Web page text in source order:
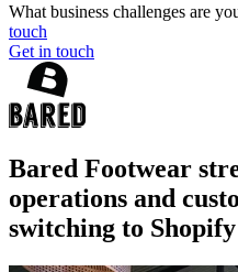
What business challenges are
touch
Get in touch
Bared Footwear
operations and
switching to